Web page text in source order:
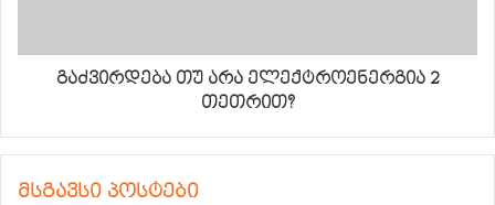
გაძვირდება თუ არა ელექტროენერგია 2
თეთრით?
მსგავსი პოსტები